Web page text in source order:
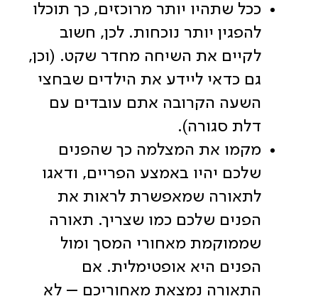
ככל שתהיו יותר מרוכזים, כך תוכלו
להפגין יותר נוכחות. לכן, חשוב
לקיים את השיחה מחדר שקט. (וכן,
גם כדאי ליידע את הילדים שבחצי
השעה הקרובה אתם עובדים עם
דלת סגורה).
מקמו את המצלמה כך שהפנים
שלכם יהיו באמצע הפריים, ודאגו
לתאורה שמאפשרת לראות את
הפנים שלכם כמו שצריך. תאורה
שממוקמת מאחורי המסך ומול
הפנים היא אופטימלית. אם
התאורה נמצאת מאחוריכם – לא